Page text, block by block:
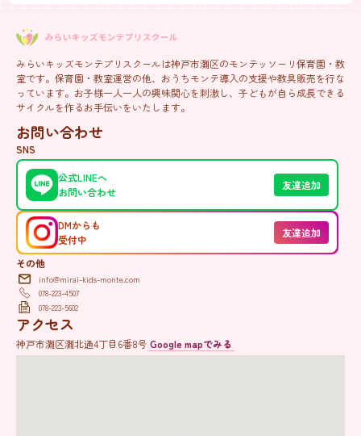
みらいキッズモンテプリスクールは神戸市灘区のモンテッソーリ保育園・教
室です。保育園・教室運営の他、おうちモンテ導入の支援や教具販売を行な
っています。お子様一人一人の興味関心を刺激し、子どもが自ら成長できる
サイクルを作るお手伝いをいたします。
お問い合わせ
SNS
公式LINEへ
お問い合わせ
友達追加
DMからも
受付中
友達追加
その他
info@mirai-kids-monte.com
078-223-4507
078-223-5602
アクセス
神戸市灘区灘北通4丁目6番8号 Google mapでみる